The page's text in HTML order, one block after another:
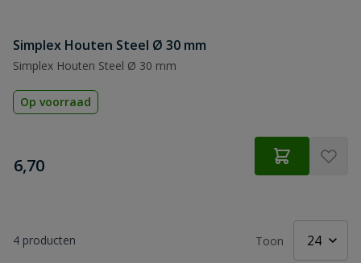
Simplex Houten Steel Ø 30 mm
Simplex Houten Steel Ø 30 mm
Op voorraad
€
6,70
4 producten Toon